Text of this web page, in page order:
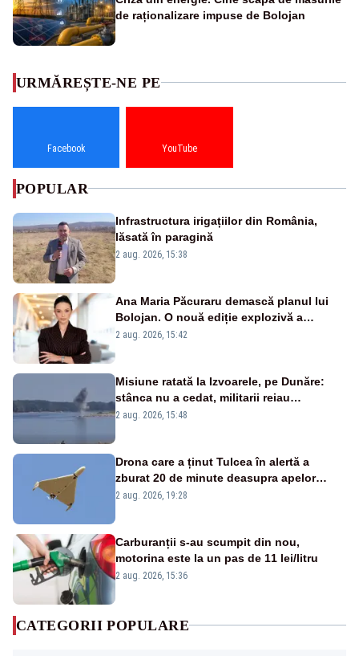
de raționalizare impuse de Bolojan
URMĂREȘTE-NE PE
Facebook YouTube
POPULAR
Infrastructura irigațiilor din România,
lăsată în paragină
2 aug. 2026, 15:38
Ana Maria Păcuraru demască planul lui
Bolojan. O nouă ediție explozivă a
emisiunii „Miza Zilei” la Realitatea PLUS
2 aug. 2026, 15:42
Misiune ratată la Izvoarele, pe Dunăre:
stânca nu a cedat, militarii reiau
detonările luni – VIDEO
2 aug. 2026, 15:48
Drona care a ținut Tulcea în alertă a
zburat 20 de minute deasupra apelor
României. Au fost ridicate două F-16
2 aug. 2026, 19:28
Carburanții s-au scumpit din nou,
motorina este la un pas de 11 lei/litru
2 aug. 2026, 15:36
CATEGORII POPULARE